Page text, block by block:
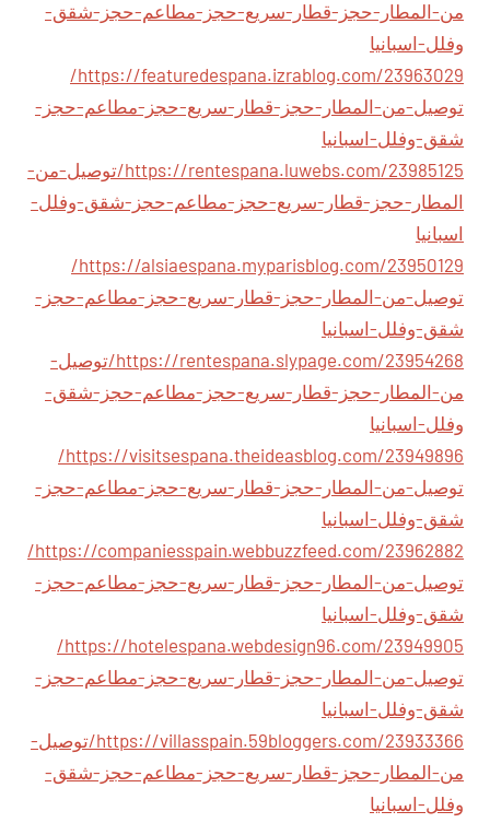
من-المطار-حجز-قطار-سريع-حجز-مطاعم-حجز-شقق-
وفلل-اسبانيا
https://featuredespana.izrablog.com/23963029/
توصيل-من-المطار-حجز-قطار-سريع-حجز-مطاعم-حجز-
شقق-وفلل-اسبانيا
https://rentespana.luwebs.com/23985125/توصيل-من-
المطار-حجز-قطار-سريع-حجز-مطاعم-حجز-شقق-وفلل-
اسبانيا
https://alsiaespana.myparisblog.com/23950129/
توصيل-من-المطار-حجز-قطار-سريع-حجز-مطاعم-حجز-
شقق-وفلل-اسبانيا
https://rentespana.slypage.com/23954268/توصيل-
من-المطار-حجز-قطار-سريع-حجز-مطاعم-حجز-شقق-
وفلل-اسبانيا
https://visitsespana.theideasblog.com/23949896/
توصيل-من-المطار-حجز-قطار-سريع-حجز-مطاعم-حجز-
شقق-وفلل-اسبانيا
https://companiesspain.webbuzzfeed.com/23962882/
توصيل-من-المطار-حجز-قطار-سريع-حجز-مطاعم-حجز-
شقق-وفلل-اسبانيا
https://hotelespana.webdesign96.com/23949905/
توصيل-من-المطار-حجز-قطار-سريع-حجز-مطاعم-حجز-
شقق-وفلل-اسبانيا
https://villasspain.59bloggers.com/23933366/توصيل-
من-المطار-حجز-قطار-سريع-حجز-مطاعم-حجز-شقق-
وفلل-اسبانيا